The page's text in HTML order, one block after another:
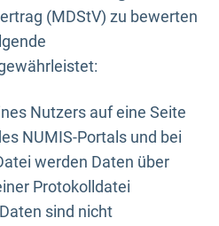
(MDStV) zu bewerten
Nutzers auf eine Seite
NUMIS-Portals und bei
werden Daten über
Protokolldatei
sind nicht